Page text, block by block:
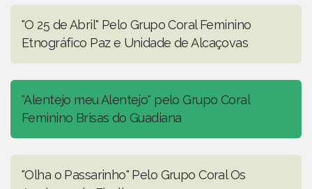
"O 25 de Abril" Pelo Grupo Coral Feminino
Etnográfico Paz e Unidade de Alcaçovas
"Alentejo meu Alentejo" pelo Grupo Coral
Feminino Brisas do Guadiana
"Olha o Passarinho" Pelo Grupo Coral Os